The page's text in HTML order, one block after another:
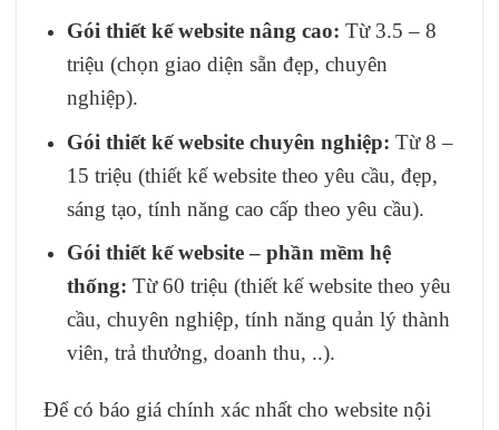
Gói thiết kế website nâng cao: Từ 3.5 – 8
triệu (chọn giao diện sẵn đẹp, chuyên
nghiệp).
Gói thiết kế website chuyên nghiệp: Từ 8 –
15 triệu (thiết kế website theo yêu cầu, đẹp,
sáng tạo, tính năng cao cấp theo yêu cầu).
Gói thiết kế website – phần mềm hệ
thống: Từ 60 triệu (thiết kế website theo yêu
cầu, chuyên nghiệp, tính năng quản lý thành
viên, trả thưởng, doanh thu, ..).
Để có báo giá chính xác nhất cho website nội